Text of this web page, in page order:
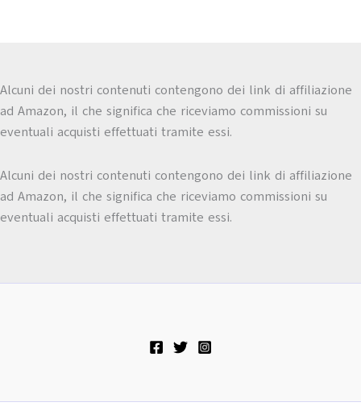
Alcuni dei nostri contenuti contengono dei link di affiliazione
ad Amazon, il che significa che riceviamo commissioni su
eventuali acquisti effettuati tramite essi.
Alcuni dei nostri contenuti contengono dei link di affiliazione
ad Amazon, il che significa che riceviamo commissioni su
eventuali acquisti effettuati tramite essi.